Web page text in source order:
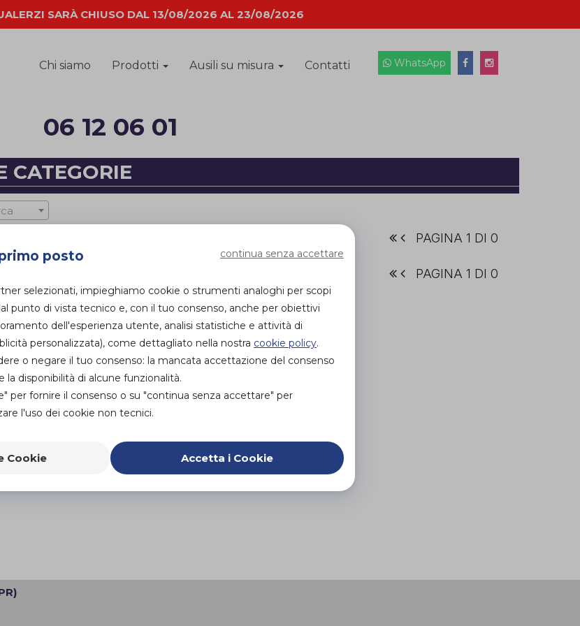
SARÀ CHIUSO DAL 13/08/2026 AL 23/08/2026
Chi siamo Prodotti Ausili su misura Contatti WhatsApp
06 12 06 01
CATEGORIE
PAGINA 1 DI 0
PAGINA 1 DI 0
posto continua senza accettare
selezionati, impieghiamo cookie o strumenti analoghi per scopi
punto di vista tecnico e, con il tuo consenso, anche per obiettivi
dell'esperienza utente, analisi statistiche e attività di
personalizzata), come dettagliato nella nostra cookie policy.
o negare il tuo consenso: la mancata accettazione del consenso
disponibilità di alcune funzionalità.
per fornire il consenso o su "continua senza accettare" per
l'uso dei cookie non tecnici.
Cookie Accetta i Cookie